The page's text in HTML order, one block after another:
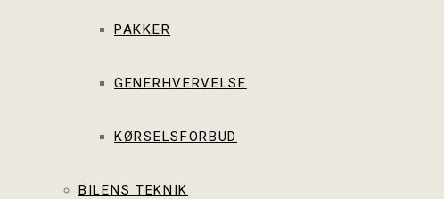
PAKKER
GENERHVERVELSE
KØRSELSFORBUD
BILENS TEKNIK